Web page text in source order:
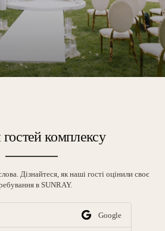
гостей комплексу
Дізнайтеся, як наші гості оцінили своє
в SUNRAY.
Google